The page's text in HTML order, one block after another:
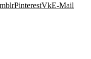
PinterestVkE-Mail